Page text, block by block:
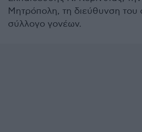
Μητρόπολη, τη διεύθυνση του
σύλλογο γονέων.